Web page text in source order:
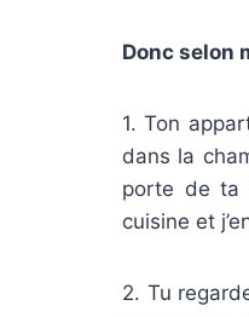
Donc selon
1. Ton
dans la
porte de ta
cuisine et
2. Tu